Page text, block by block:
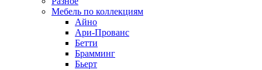
Мебель по коллекциям
Айно
Ари-Прованс
Бетти
Брамминг
Бьерт